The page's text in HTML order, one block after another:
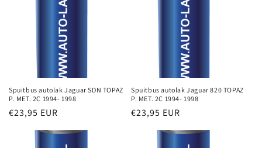
Spuitbus autolak Jaguar SDN TOPAZ
P. MET. 2C 1994- 1998
Normale
€23,95 EUR
Spuitbus autolak Jaguar 820 TOPAZ
P. MET. 2C 1994- 1998
Normale
€23,95 EUR